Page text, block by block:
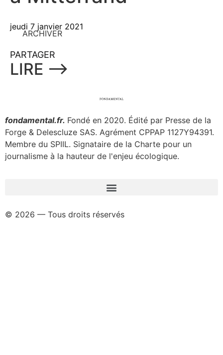
jeudi 7 janvier 2021
ARCHIVER
PARTAGER
LIRE ⟶
fondamental.fr. Fondé en 2020. Édité par Presse de la
Forge & Delescluze SAS. Agrément CPPAP 1127Y94391.
Membre du SPIIL. Signataire de la Charte pour un
journalisme à la hauteur de l'enjeu écologique.
© 2026 — Tous droits réservés